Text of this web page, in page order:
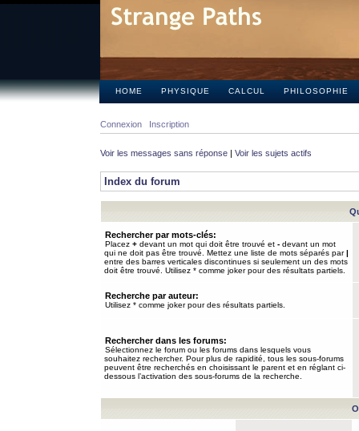
HOME PHYSIQUE CALCUL PHILOSOPHIE
Connexion Inscription
Voir les messages sans réponse | Voir les sujets actifs
Index du forum
Rechercher par mots-clés:
Placez + devant un mot qui doit être trouvé et - devant un mot
qui ne doit pas être trouvé. Mettez une liste de mots séparés par|
entre des barres verticales discontinues si seulement un des mots
doit être trouvé. Utilisez * comme joker pour des résultats partiels.
Recherche par auteur:
Utilisez * comme joker pour des résultats partiels.
Rechercher dans les forums:
Sélectionnez le forum ou les forums dans lesquels vous
souhaitez rechercher. Pour plus de rapidité, tous les sous-forums
peuvent être recherchés en choisissant le parent et en réglant ci-
dessous l’activation des sous-forums de la recherche.